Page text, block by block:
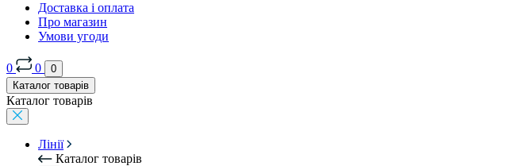
Доставка і оплата
Про магазин
Умови угоди
0 0
0
Каталог товарів
Каталог товарів
Лінії
Каталог товарів